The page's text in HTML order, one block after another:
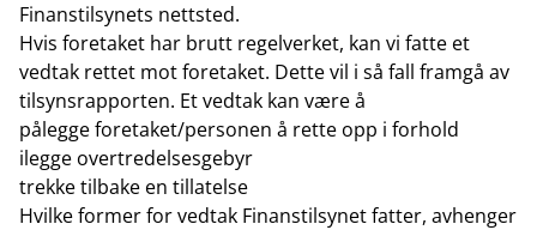
Finanstilsynets nettsted.
Hvis foretaket har brutt regelverket, kan vi fatte et
vedtak rettet mot foretaket. Dette vil i så fall framgå av
tilsynsrapporten. Et vedtak kan være å
pålegge foretaket/personen å rette opp i forhold
ilegge overtredelsesgebyr
trekke tilbake en tillatelse
Hvilke former for vedtak Finanstilsynet fatter, avhenger